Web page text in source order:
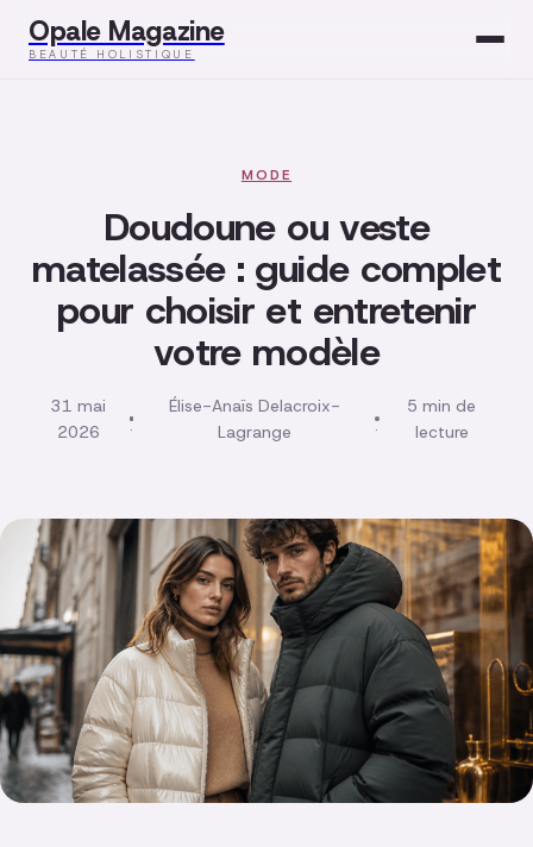
Opale Magazine
BEAUTÉ HOLISTIQUE
Développement
MODE
Doudoune ou veste
matelassée : guide complet
pour choisir et entretenir
votre modèle
31 mai
2026
·
Élise-Anaïs Delacroix-
Lagrange
·
5 min de
lecture